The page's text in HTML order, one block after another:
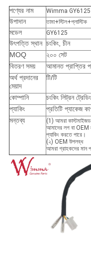
পণ্যের নাম Wimma GY6125
উপাদান তামা+স্টিল+প্লাস্টিক
মডেল GY6125
উৎপত্তি স্থান চংকিং, চীন
MOQ
২০০ সেট
বিতরণ সময়
আমানত প্রাপ্তির
অর্থ প্রদানের
মেয়াদ
টি/টি
কোম্পানি
চংকিং লিট্রন
প্যাকিং
প্রতিটি প্যাকেজ
মন্তব্য
(1) আমরা কাস্টমাইজড
আমাদের লগ বা OEM
প্যাকিং করতে পারে।
(২) OEM উপলব্ধ
আমরা গ্রাহকদের মান